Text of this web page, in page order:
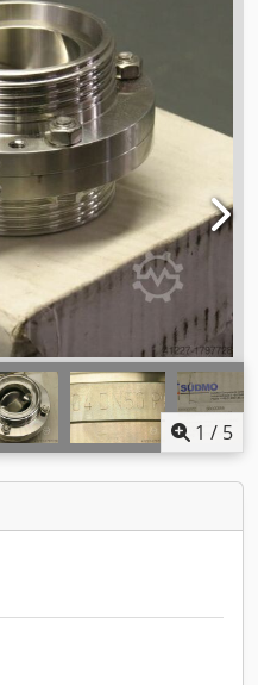
1 / 5